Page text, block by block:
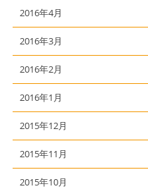
2016年4月
2016年3月
2016年2月
2016年1月
2015年12月
2015年11月
2015年10月